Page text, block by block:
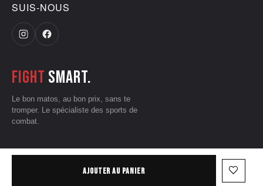
AJOUTER AU PANIER favorite_border
SUIS-NOUS
Fight smart.
Le bon matos, au bon prix, sans te
tromper. Le spécialiste des sports de
combat.
Mentions légales•Données personnelles
Conditions d'utilisation